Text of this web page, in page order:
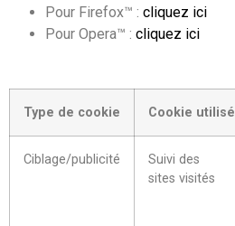
Pour Firefox™ : cliquez ici
Pour Opera™ : cliquez ici
Type de cookie Cookie utilisé
Ciblage/publicité
Suivi des
sites visités